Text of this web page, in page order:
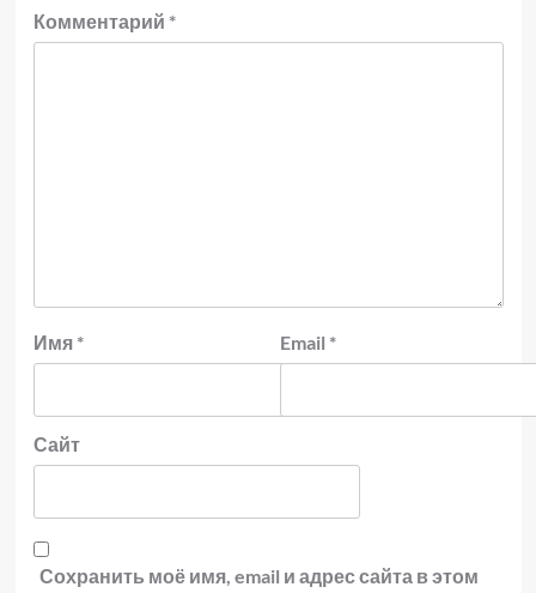
Комментарий *
Имя * Email *
Сайт
Сохранить моё имя, email и адрес сайта в этом